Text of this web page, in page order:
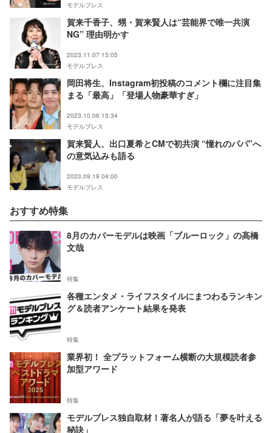
モデルプレス
賀来千香子、甥・賀来賢人は“芸能界で唯一共演
NG” 理由明かす
2023.11.07 15:05
モデルプレス
岡田将生、Instagram初投稿のコメント欄に注目集
まる「最高」「登場人物豪華すぎ」
2023.10.06 15:34
モデルプレス
賀来賢人、出口夏希とCMで初共演 “憧れのパパ”へ
の意気込みも語る
2023.09.19 04:00
モデルプレス
おすすめ特集
8月のカバーモデルは映画「ブルーロック」の高橋
文哉
特集
各種エンタメ・ライフスタイルにまつわるランキン
グ＆読者アンケート結果を発表
特集
業界初！ 全プラットフォーム横断の大規模読者参
加型アワード
特集
モデルプレス独自取材！著名人が語る「夢を叶える
秘訣」